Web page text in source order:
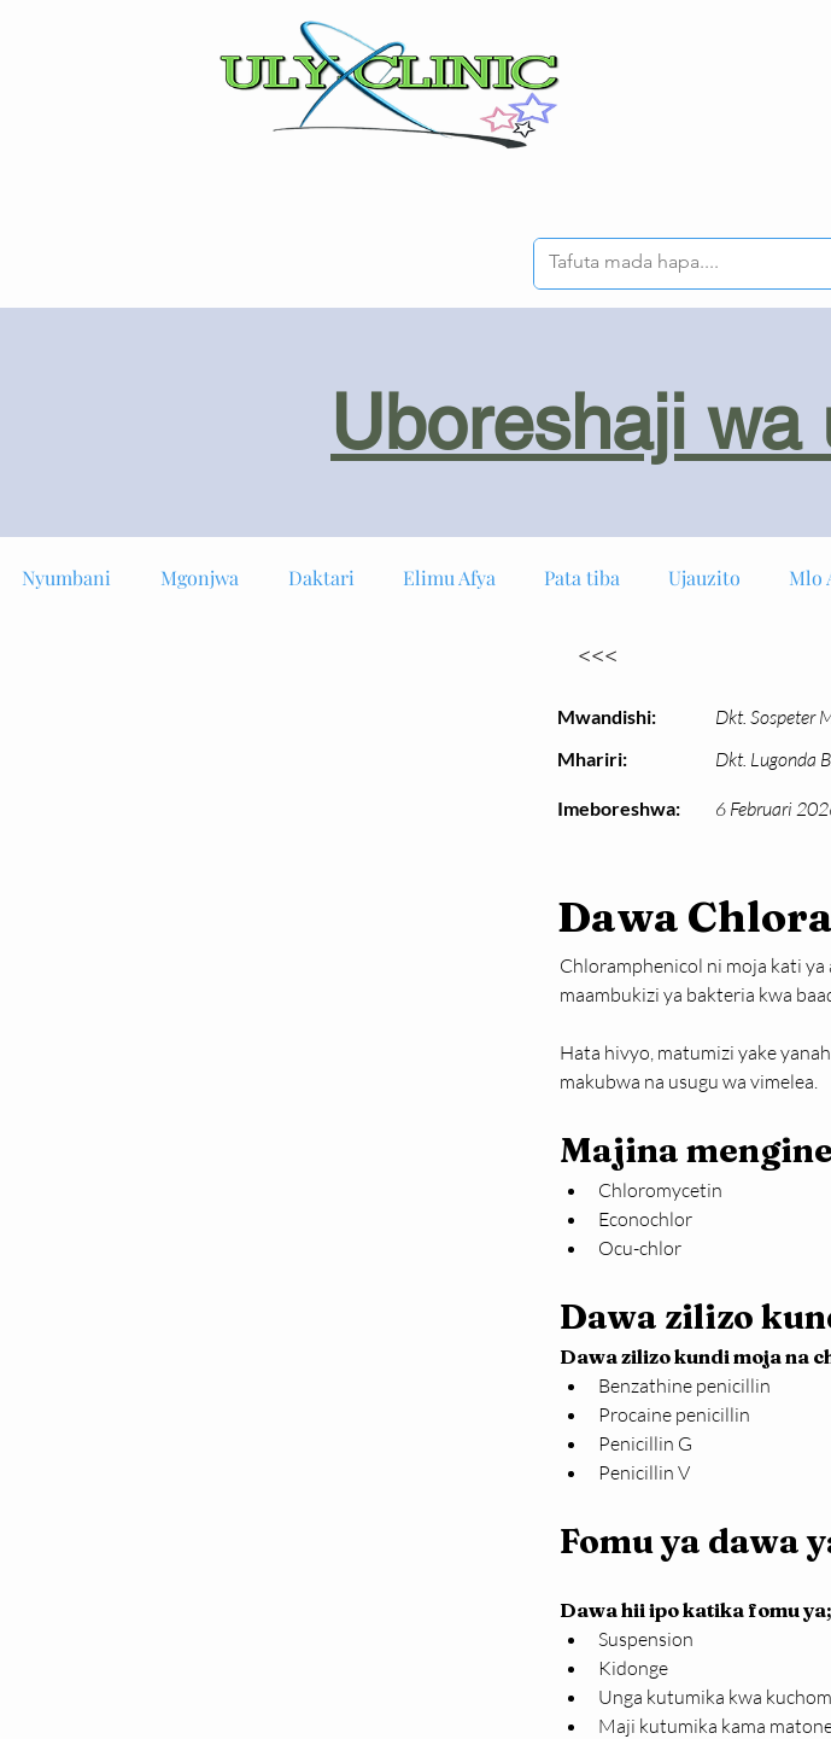
Uboreshaji wa
Nyumbani Mgonjwa Daktari Elimu Afya Pata tiba Ujauzito Mlo
<<<
Mwandishi:
Mhariri:
Imeboreshwa:
Dkt. Sospeter
Dkt. Lugonda
6 Februari
Dawa
Chloramphenicol ni moja kati
maambukizi ya bakteria kwa
Hata hivyo, matumizi yake
makubwa na usugu wa vimelea.
Majina
Chloromycetin
Econochlor
Ocu-chlor
Dawa zilizo
Dawa zilizo kundi moja na
Benzathine penicillin
Procaine penicillin
Penicillin G
Penicillin V
Fomu ya dawa
Dawa hii ipo katika fomu ya;
Suspension
Kidonge
Unga kutumika kwa
Maji kutumika kama